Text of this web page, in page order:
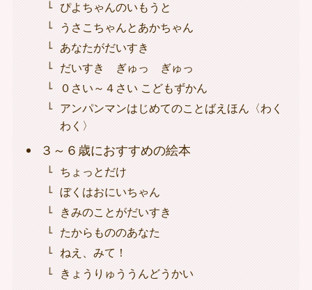
ぴよちゃんのいもうと
うさこちゃんとあかちゃん
あなたがだいすき
だいすき ぎゅっ ぎゅっ
０さい～４さい こどもずかん
アンパンマンはじめてのことばえほん〈わく
わく〉
３～６歳におすすめの絵本
ちょっとだけ
ぼくはおにいちゃん
きみのことがだいすき
たからもののあなた
ねえ、みて！
きょうりゅううんどうかい